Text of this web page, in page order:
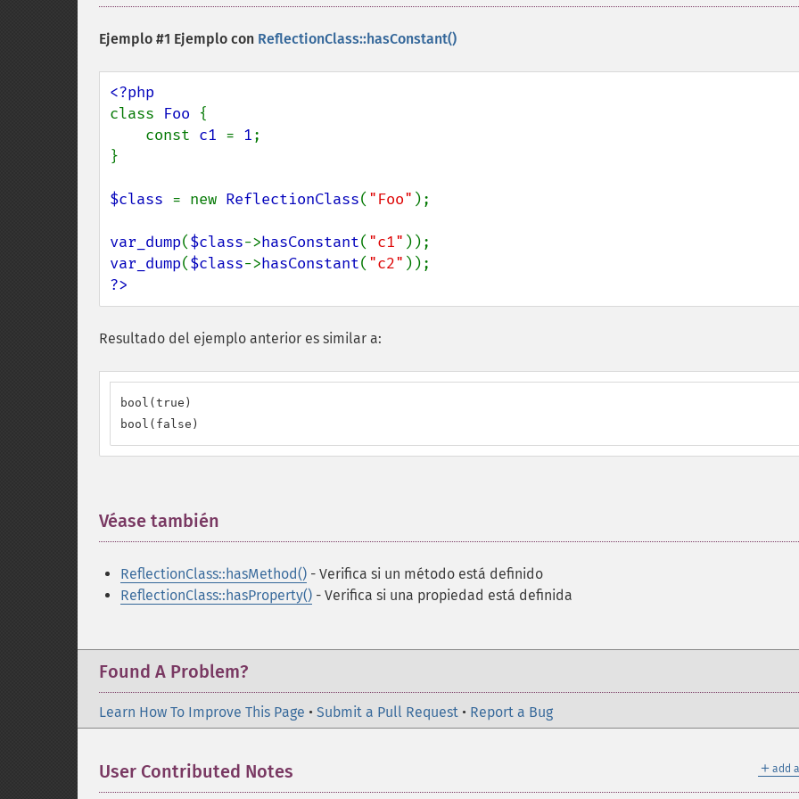
Ejemplo #1 Ejemplo con ReflectionClass::hasConstant()
class Foo {
    const
c1 = 1;
}
$class = new ReflectionClass( "Foo" );
var_dump($class->hasConstant( "c1"
var_dump($class->hasConstant( "c2"
?>
Resultado del ejemplo anterior es similar a:
bool(true)
bool(false)
Véase también
ReflectionClass::hasMethod() - Verifica si un método está definido
ReflectionClass::hasProperty() - Verifica si una propiedad está definida
Found A Problem?
Learn How To Improve This Page • Submit a Pull Request • Report a Bug
＋ add
User Contributed Notes